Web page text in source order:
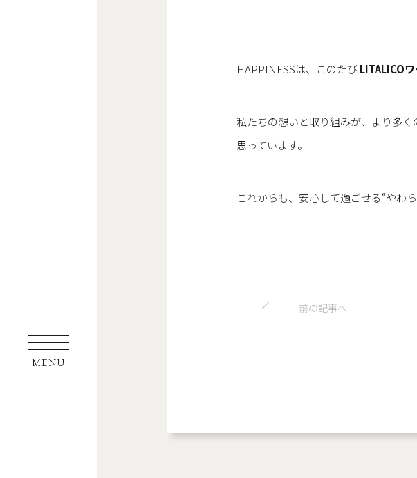
MENU
HOME
FACILITY
HAPPINESSは、このたびLITALICO
私たちの想いと取り組みが、より多
思っています。
これからも、安心して過ごせる“やわ
前の記事へ